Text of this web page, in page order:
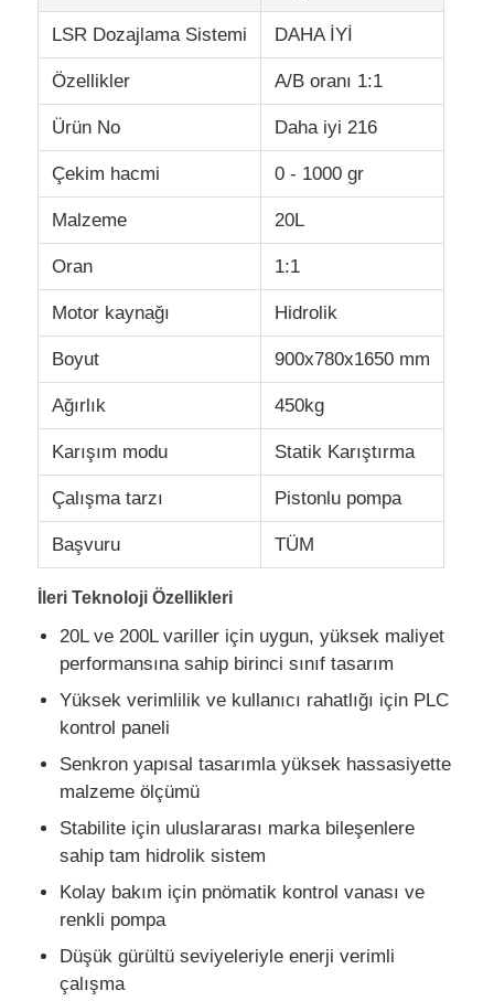
Ana sayfa
Ürünler
Hakkımızda
Fabrika turu
Kalite kontrol
Bize ulaşın
Haberler
Tüm servis talepleri
Teklif isteği
LSR Enjeksiyon Makinesi
LSR Dozajlama Sistemi DAHA İYİ
Özellikler A/B oranı 1:1
Ürün No Daha iyi 216
Çekim hacmi 0 - 1000 gr
Malzeme 20L
Oran 1:1
Motor kaynağı Hidrolik
Boyut 900x780x1650 mm
Ağırlık 450kg
Karışım modu Statik Karıştırma
Çalışma tarzı Pistonlu pompa
Başvuru TÜM
İleri Teknoloji Özellikleri
20L ve 200L variller için uygun, yüksek maliyet
performansına sahip birinci sınıf tasarım
Yüksek verimlilik ve kullanıcı rahatlığı için PLC
kontrol paneli
Senkron yapısal tasarımla yüksek hassasiyette
malzeme ölçümü
Stabilite için uluslararası marka bileşenlere
sahip tam hidrolik sistem
Kolay bakım için pnömatik kontrol vanası ve
renkli pompa
Düşük gürültü seviyeleriyle enerji verimli
çalışma